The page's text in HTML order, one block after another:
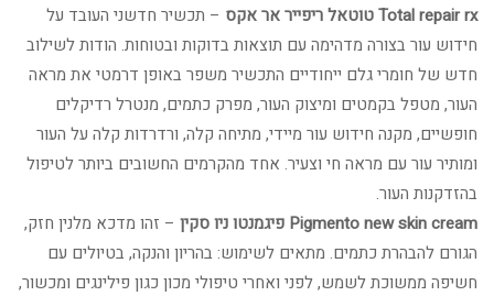
Total repair rx טוטאל ריפייר אר אקס
– תכשיר חדשני העובד על
חידוש עור בצורה מדהימה עם תוצאות בדוקות ובטוחות. הודות לשילוב
חדש של חומרי גלם ייחודיים התכשיר משפר באופן דרמטי את מראה
העור, מטפל בקמטים ומיצוק העור, מפרק כתמים, מנטרל רדיקלים
חופשיים, מקנה חידוש עור מיידי, מתיחה קלה, ורדרדות קלה על העור
ומותיר עור עם מראה חי וצעיר. אחד מהקרמים החשובים ביותר לטיפול
בהזדקנות העור.
Pigmento new skin cream פיגמנטו ניו סקין
– זהו מדכא מלנין חזק,
הגורם להבהרת כתמים. מתאים לשימוש: בהריון והנקה, בטיולים עם
חשיפה ממשוכת לשמש, לפני ואחרי טיפולי מכון כגון פילינגים ומכשור,